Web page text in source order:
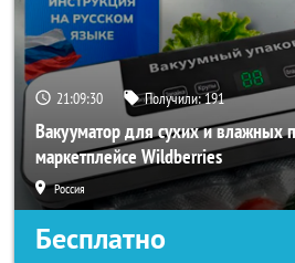
21:09:28 Получили:191
Вакууматор для сухих и влажных
маркетплейсе Wildberries
Россия
Бесплатно